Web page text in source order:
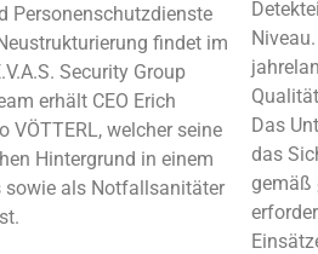
Personenschutzdienste
findet im
Security Group
erhält CEO Erich
VÖTTERL, welcher seine
Hintergrund in einem
sowie als Notfallsanitäter
Das
das
gemäß